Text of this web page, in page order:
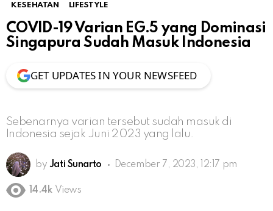
KESEHATAN LIFESTYLE
COVID-19 Varian EG.5 yang Dominasi
Singapura Sudah Masuk Indonesia
GET UPDATES IN YOUR NEWSFEED
Sebenarnya varian tersebut sudah masuk di
Indonesia sejak Juni 2023 yang lalu.
by Jati Sunarto December 7, 2023, 12:17 pm
14.4k Views